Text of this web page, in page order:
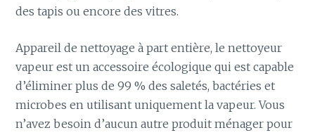
des tapis ou encore des vitres.
Appareil de nettoyage à part entière, le nettoyeur
vapeur est un accessoire écologique qui est capable
d’éliminer plus de 99 % des saletés, bactéries et
microbes en utilisant uniquement la vapeur. Vous
n’avez besoin d’aucun autre produit ménager pour